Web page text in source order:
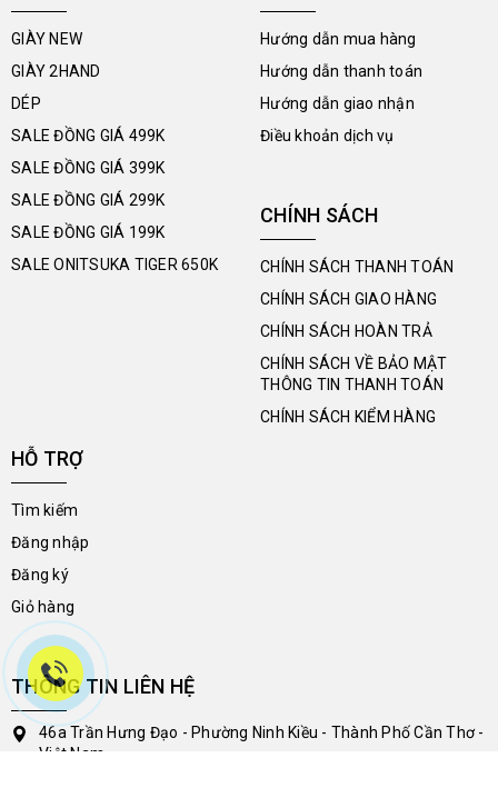
GIÀY NEW
GIÀY 2HAND
DÉP
SALE ĐỒNG GIÁ 499K
SALE ĐỒNG GIÁ 399K
SALE ĐỒNG GIÁ 299K
SALE ĐỒNG GIÁ 199K
SALE ONITSUKA TIGER 650K
Hướng dẫn mua hàng
Hướng dẫn thanh toán
Hướng dẫn giao nhận
Điều khoản dịch vụ
CHÍNH SÁCH
CHÍNH SÁCH THANH TOÁN
CHÍNH SÁCH GIAO HÀNG
CHÍNH SÁCH HOÀN TRẢ
CHÍNH SÁCH VỀ BẢO MẬT
THÔNG TIN THANH TOÁN
CHÍNH SÁCH KIỂM HÀNG
HỖ TRỢ
Tìm kiếm
Đăng nhập
Đăng ký
Giỏ hàng
THÔNG TIN LIÊN HỆ
46a Trần Hưng Đạo - Phường Ninh Kiều - Thành Phố Cần Thơ -
Việt Nam